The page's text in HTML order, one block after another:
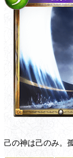
己の神は己のみ。